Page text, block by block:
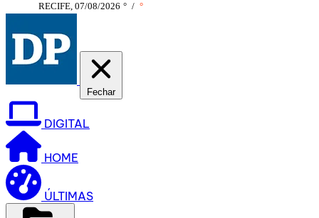
RECIFE, 07/08/2026 ° / °
Fechar
DIGITAL
HOME
ÚLTIMAS